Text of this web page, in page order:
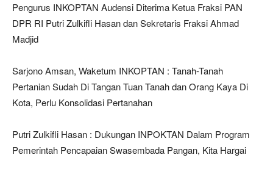
Pengurus INKOPTAN Audensi Diterima Ketua Fraksi PAN
DPR RI Putri Zulkifli Hasan dan Sekretaris Fraksi Ahmad
Madjid
Sarjono Amsan, Waketum INKOPTAN : Tanah-Tanah
Pertanian Sudah Di Tangan Tuan Tanah dan Orang Kaya Di
Kota, Perlu Konsolidasi Pertanahan
Putri Zulkifli Hasan : Dukungan INPOKTAN Dalam Program
Pemerintah Pencapaian Swasembada Pangan, Kita Hargai